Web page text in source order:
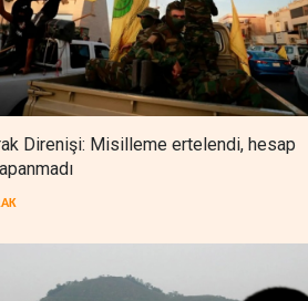
BATI YARIM KÜRE 07 Ağustos 2026
Suudi Arabistan, Türkiye ve
Pakistan ortak savunma
anlaşması imzaladı
ARAP DÜNYASI 07 Ağustos 2026
Direnişi: Misilleme ertelendi, hesap